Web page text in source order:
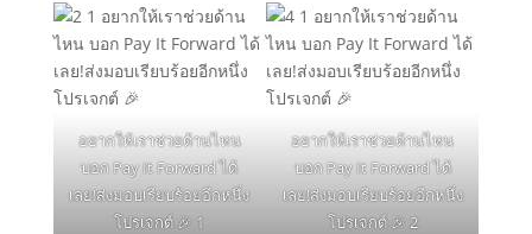
อยากให้เราช่วยด้านไหน
บอก Pay It Forward ได้
เลย!ส่งมอบเรียบร้อยอีกหนึ่ง
โปรเจกต์ 🎉 1
อยากให้เราช่วยด้านไหน
บอก Pay It Forward ได้
เลย!ส่งมอบเรียบร้อยอีกหนึ่ง
โปรเจกต์ 🎉 2